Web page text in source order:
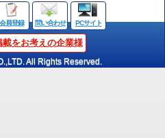
会員登録 問い合わせ PCサイト
載をお考えの企業様
All Rights Reserved.